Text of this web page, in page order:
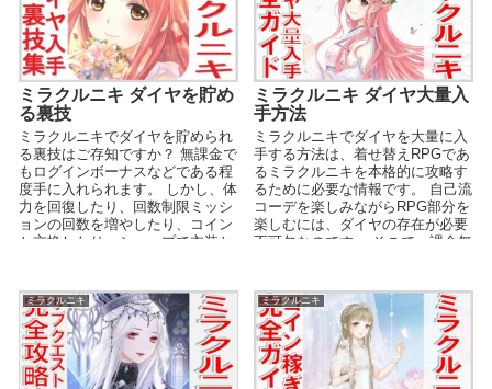
ミラクルニキ ダイヤを貯め
る裏技
ミラクルニキでダイヤを貯められ
る裏技はご存知ですか？ 無課金で
もログインボーナスなどである程
度手に入れられます。 しかし、体
力を回復したり、回数制限ミッシ
ョンの回数を増やしたり、コイン
と交換したり、ショップで衣装と
ミラクルニキ ダイヤ大量入
手方法
ミラクルニキでダイヤを大量に入
手する方法は、着せ替えRPGであ
るミラクルニキを本格的に攻略す
るために必要な情報です。 自己流
コーデを楽しみながらRPG部分を
楽しむには、ダイヤの存在が必要
不可欠なのです。 そこで、課金無
ミラクルニキ ミラクルニキ